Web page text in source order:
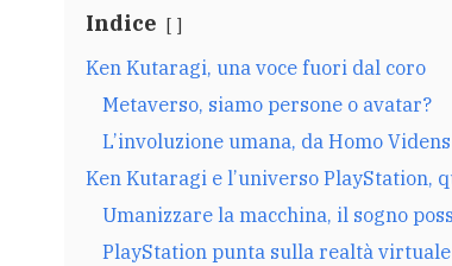
Indice
Ken Kutaragi, una voce fuori dal coro
Metaverso, siamo persone o avatar?
L’involuzione umana, da Homo
Ken Kutaragi e l’universo PlayStation,
Umanizzare la macchina, il sogno
PlayStation punta sulla realtà virtuale